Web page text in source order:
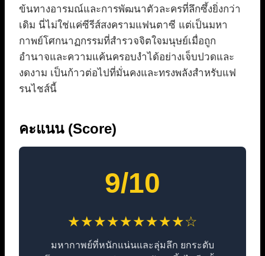
ข้นทางอารมณ์และการพัฒนาตัวละครที่ลึกซึ้งยิ่งกว่า
เดิม นี่ไม่ใช่แค่ซีรีส์สงครามแฟนตาซี แต่เป็นมหา
กาพย์โศกนาฏกรรมที่สำรวจจิตใจมนุษย์เมื่อถูก
อำนาจและความแค้นครอบงำได้อย่างเจ็บปวดและ
งดงาม เป็นก้าวต่อไปที่มั่นคงและทรงพลังสำหรับแฟ
รนไชส์นี้
คะแนน (Score)
9/10
★★★★★★★★★☆
มหากาพย์ที่หนักแน่นและลุ่มลึก ยกระดับ